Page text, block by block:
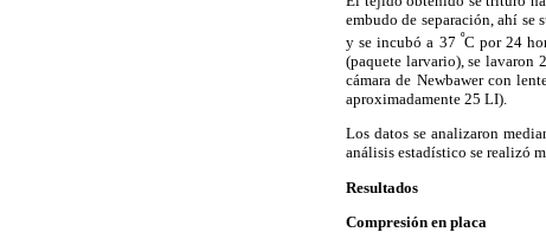
embudo de separación, ahí se
y se incubó a 37 ºC por 24
(paquete larvario), se lavaron
cámara de Newbawer con
aproximadamente 25 LI).
Los datos se analizaron
análisis estadístico se realizó
Resultados
Compresión en placa